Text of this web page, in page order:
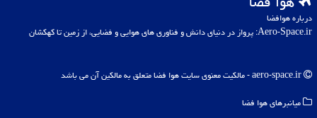
درباره هوافضا
Aero-Space.ir: پرواز در دنیای دانش و فناوری های هوایی و فضایی، از زمین تا کهکشان
میانبرهای هوا فضا